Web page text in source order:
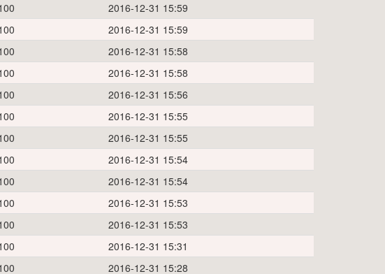
2016-12-31 15:59
2016-12-31 15:59
2016-12-31 15:58
2016-12-31 15:58
2016-12-31 15:56
2016-12-31 15:55
2016-12-31 15:55
2016-12-31 15:54
2016-12-31 15:54
2016-12-31 15:53
2016-12-31 15:53
2016-12-31 15:31
2016-12-31 15:28